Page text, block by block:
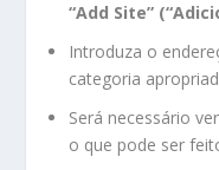
“Add Site”
Introduza o
categoria
Será necessário
o que pode ser